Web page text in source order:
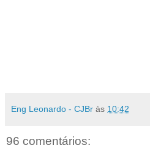
Eng Leonardo - CJBr às 10:42
96 comentários: